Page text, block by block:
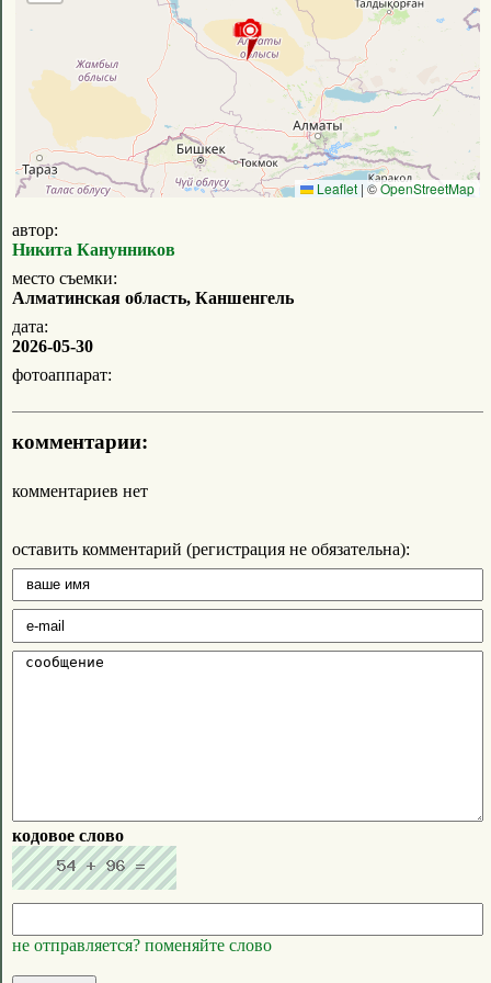
Leaflet | ©OpenStreetMap
автор:
Никита Канунников
место съемки:
Алматинская область, Каншенгель
дата:
2026-05-30
фотоаппарат:
комментарии:
комментариев нет
оставить комментарий (регистрация не обязательна):
кодовое слово
не отправляется? поменяйте слово